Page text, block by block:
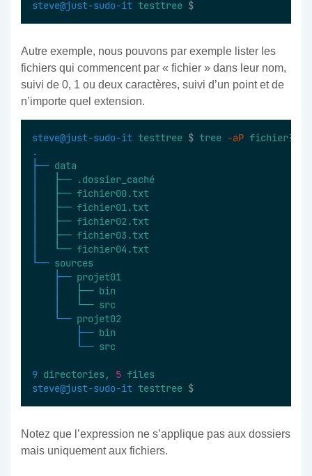
steve@just-sudo-it testtree $
Autre exemple, nous pouvons par exemple lister les
fichiers qui commencent par « fichier » dans leur nom,
suivi de 0, 1 ou deux caractères, suivi d’un point et de
n’importe quel extension.
steve@just-sudo-it testtree $ tree -aP fichier??.
.
├── data
├──
.dossier_caché
├── fichier00.txt
├── fichier01.txt
├── fichier02.txt
├── fichier03.txt
└── fichier04.txt
└── sources
├── projet01
├── bin
└── src
└── projet02
├── bin
└── src
9 directories, 5 files
steve@just-sudo-it testtree $
Notez que l’expression ne s’applique pas aux dossiers
mais uniquement aux fichiers.